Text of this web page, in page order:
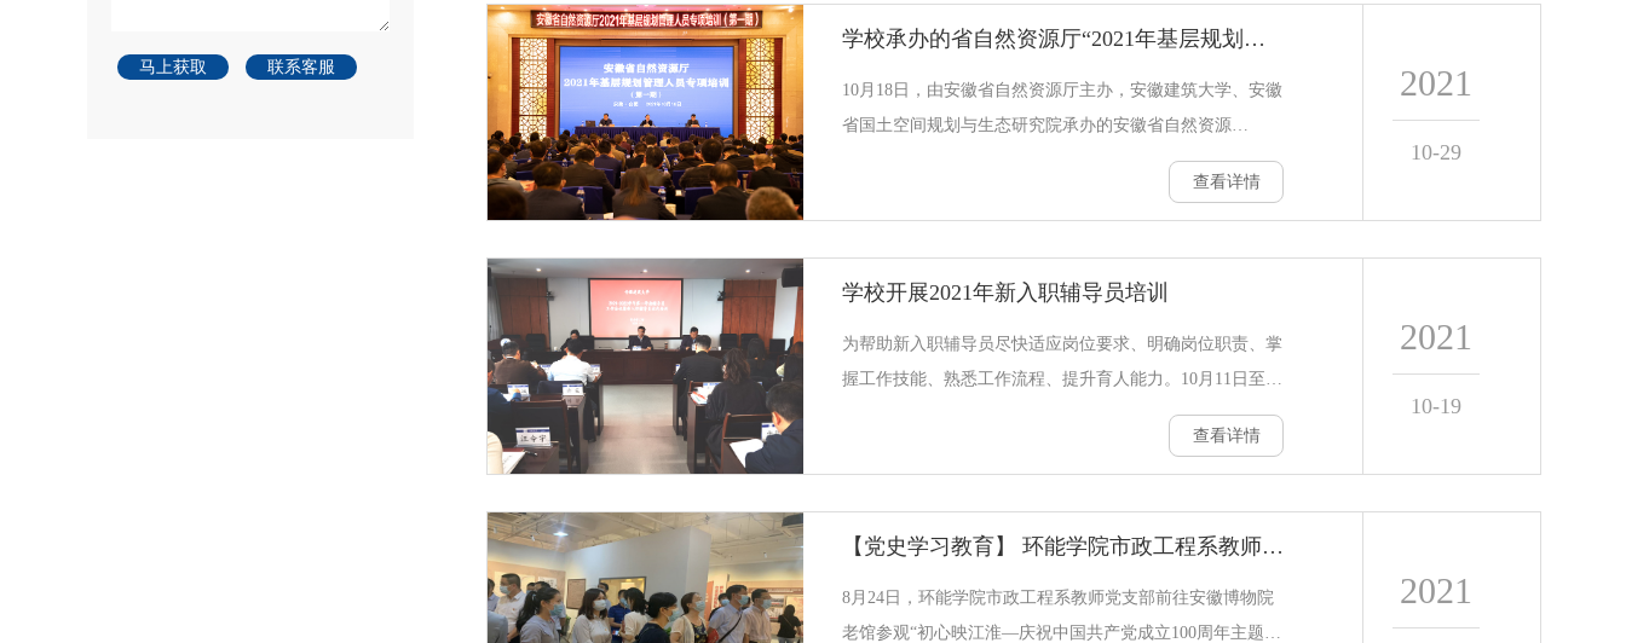
马上获取 联系客服
队伍相关人员参加了开班仪式。开班仪式由姚宏志主持。熊
宇杰对我校学工队伍的到来表示热烈欢迎。他介绍了安徽师
范大学的悠久历史和承办思想政治工作队伍培训和研修工作
学校承办的省自然资源厅“2021年基层规划管理人员专项培训”顺利开班
10月18日，由安徽省自然资源厅主办，安徽建筑大学、安徽
省国土空间规划与生态研究院承办的安徽省自然资源
厅“2021年基层规划管理人员专项培训(第一期)”在合肥顺利
开班。安徽省自然资源厅国土空间规划处处长王辉出席开班
副院长马明主持。王辉作动员讲话。他首先充分肯定了我校
去年的培训工作和效果，2020年省自然资源厅委托安徽建筑
大学，举办了我省自然资源统一管理以来最大规模的基层规
查看详情
2021
10-29
学校开展2021年新入职辅导员培训
为帮助新入职辅导员尽快适应岗位要求、明确岗位职责、掌
握工作技能、熟悉工作流程、提升育人能力。10月11日至14
日，学校开展2021年新入职辅导员培训，校党委书记孙道胜
出席开班仪式，2021年新入职的27名辅导员参加培训。科学
科学谋划、统筹推进、重点落实。8月份启动培训工作，在
课程设置、师资安排、主题遴选、材料准备等方面提前谋
划、落细落实。经各学院推荐，学校遴选等程序，确定10位
查看详情
2021
10-19
【党史学习教育】 环能学院市政工程系教师党支部赴安徽省博物院开展党史学习教育
8月24日，环能学院市政工程系教师党支部前往安徽博物院
老馆参观“初心映江淮—庆祝中国共产党成立100周年主题
2021